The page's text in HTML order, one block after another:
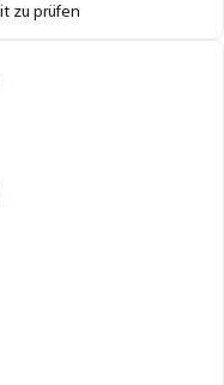
zu prüfen